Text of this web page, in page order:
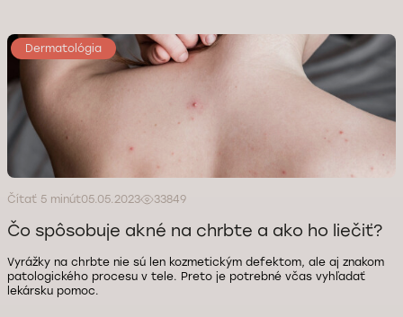
Dermatológia
Čítať 5 minút05.05.2023 33849
Čo spôsobuje akné na chrbte a ako ho liečiť?
Vyrážky na chrbte nie sú len kozmetickým defektom, ale aj znakom
patologického procesu v tele. Preto je potrebné včas vyhľadať
lekársku pomoc.